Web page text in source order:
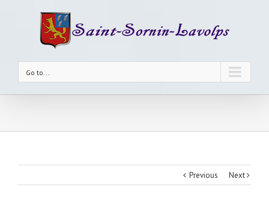
Go to...
Previous Next